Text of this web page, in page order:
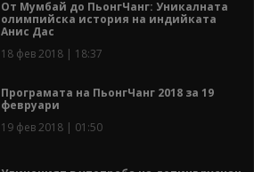
От Мумбай до ПьонгЧанг: Уникалната
олимпийска история на индийката
Анис Дас
18 фев 2018 | 18:37
Програмата на ПьонгЧанг 2018 за 19
февруари
19 фев 2018 | 01:50